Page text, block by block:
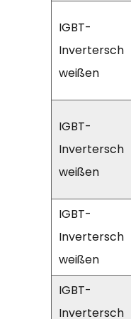
IGBT-
Invertersch
weißen
IGBT-
Invertersch
weißen
IGBT-
Invertersch
weißen
IGBT-
Invertersch